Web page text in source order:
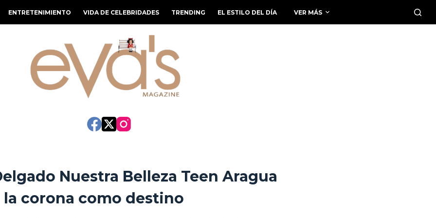
ENTRETENIMIENTO VIDA DE CELEBRIDADES TRENDING EL ESTILO DEL DÍA VER MÁS
Nuestra Belleza Teen Aragua
la corona como destino